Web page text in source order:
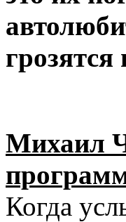
Михаил
Когда